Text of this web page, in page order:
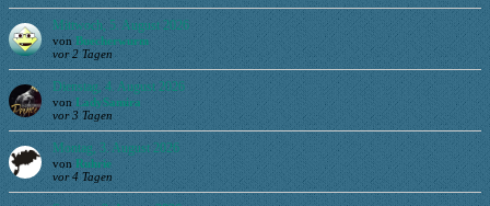
Mittwoch, 5. August 2026
von Buecherwurm
vor 2 Tagen
Dienstag, 4. August 2026
von LadySamira
vor 3 Tagen
Montag, 3. August 2026
von Ruhrie
vor 4 Tagen